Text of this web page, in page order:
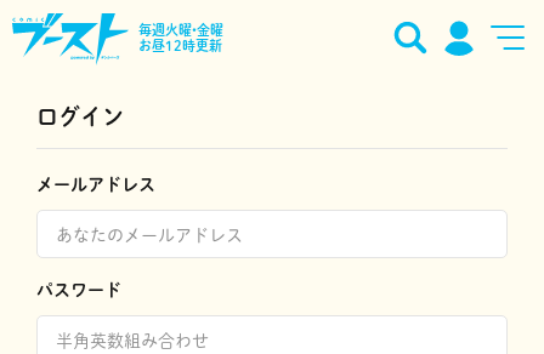
毎週火曜•金曜
お昼12時更新
ログイン
メールアドレス
パスワード